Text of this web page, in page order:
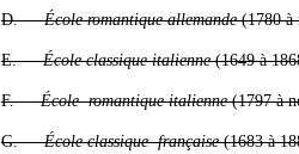
D. —École romantique allemande(1780 à
E. —École classique italienne(1649 à
F. —École romantique italienne(1797 à
G. —École classique française(1683 à